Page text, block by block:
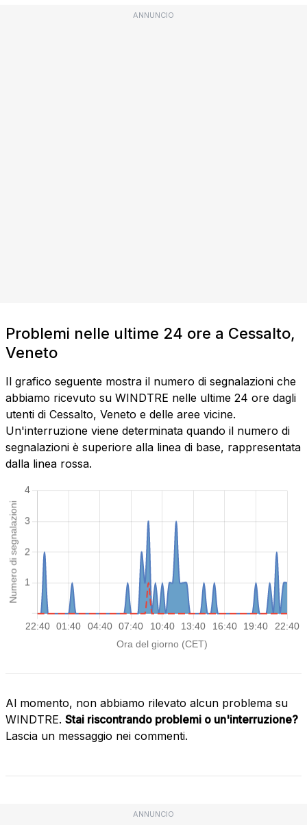
ANNUNCIO
Problemi nelle ultime 24 ore a Cessalto,
Veneto
Il grafico seguente mostra il numero di segnalazioni che
abbiamo ricevuto su WINDTRE nelle ultime 24 ore dagli
utenti di Cessalto, Veneto e delle aree vicine.
Un'interruzione viene determinata quando il numero di
segnalazioni è superiore alla linea di base, rappresentata
dalla linea rossa.
Al momento, non abbiamo rilevato alcun problema su
WINDTRE. Stai riscontrando problemi o un'interruzione?
Lascia un messaggio nei commenti.
ANNUNCIO